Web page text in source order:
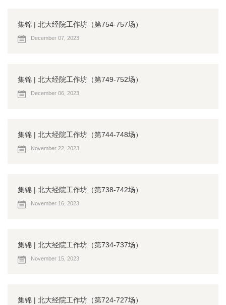
集锦 | 北大经院工作坊（第754-757场）
December 07, 2023
集锦 | 北大经院工作坊（第749-752场）
December 06, 2023
集锦 | 北大经院工作坊（第744-748场）
November 22, 2023
集锦 | 北大经院工作坊（第738-742场）
November 16, 2023
集锦 | 北大经院工作坊（第734-737场）
November 15, 2023
集锦 | 北大经院工作坊（第724-727场）